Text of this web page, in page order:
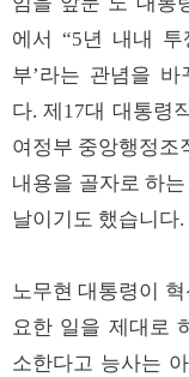
에서 “5년 내내
부’라는 관념을 바
다. 제17대 대통령
여정부 중앙행정조
내용을 골자로 하
날이기도 했습니다.
노무현 대통령이
요한 일을 제대로
소한다고 능사는